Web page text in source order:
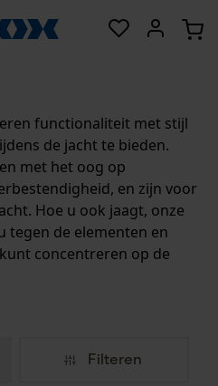
functionaliteit met stijl
de jacht te bieden.
met het oog op
en zijn voor
Hoe u ook jaagt, onze
tegen de elementen en
concentreren op de
Filteren